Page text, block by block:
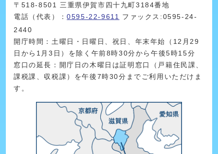
〒518-8501 三重県伊賀市四十九町3184番地
電話（代表）：0595-22-9611
ファックス:0595-24-
2440
開庁時間：土曜日・日曜日、祝日、年末年始（12月29
日から1月3日）を除く午前8時30分から午後5時15分
窓口の延長：開庁日の木曜日は証明窓口（戸籍住民課、
課税課、収税課）を午後7時30分までご利用いただけま
す。